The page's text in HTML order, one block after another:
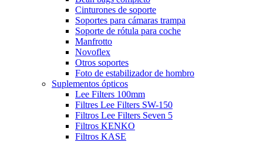
Cinturones de soporte
Soportes para cámaras trampa
Soporte de rótula para coche
Manfrotto
Novoflex
Otros soportes
Foto de estabilizador de hombro
Suplementos ópticos
Lee Filters 100mm
Filtres Lee Filters SW-150
Filtros Lee Filters Seven 5
Filtros KENKO
Filtros KASE